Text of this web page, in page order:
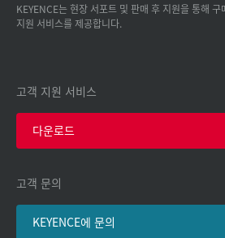
KEYENCE는 현장 서포트 및 판매 후 지원을 통해
지원 서비스를 제공합니다.
고객 지원 서비스
다운로드
고객 문의
KEYENCE에 문의